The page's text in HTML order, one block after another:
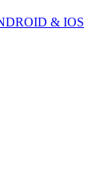
& IOS